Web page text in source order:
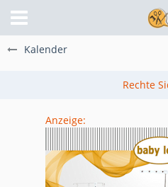
Kalender
Anzeige: